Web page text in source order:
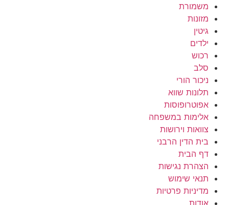
משמורת
מזונות
גיטין
ילדים
רכוש
סלב
ניכור הורי
תלונות שווא
אפוטרופוסות
אלימות במשפחה
צוואות וירושות
בית הדין הרבני
דף הבית
הצהרת נגישות
תנאי שימוש
מדיניות פרטיות
אודות